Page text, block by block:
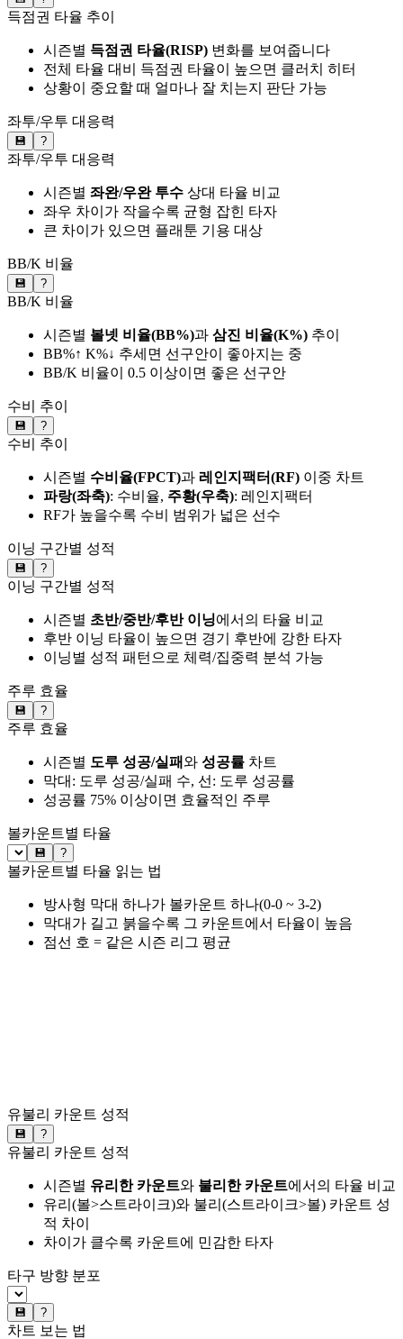
득점권 타율 추이
시즌별 득점권 타율(RISP) 변화를 보여줍니다
전체 타율 대비 득점권 타율이 높으면 클러치 히터
상황이 중요할 때 얼마나 잘 치는지 판단 가능
좌투/우투 대응력
💾 ?
좌투/우투 대응력
시즌별 좌완/우완 투수 상대 타율 비교
좌우 차이가 작을수록 균형 잡힌 타자
큰 차이가 있으면 플래툰 기용 대상
BB/K 비율
💾 ?
BB/K 비율
시즌별 볼넷 비율(BB%)과 삼진 비율(K%) 추이
BB%↑ K%↓ 추세면 선구안이 좋아지는 중
BB/K 비율이 0.5 이상이면 좋은 선구안
수비 추이
💾 ?
수비 추이
시즌별 수비율(FPCT)과 레인지팩터(RF) 이중 차트
파랑(좌축): 수비율, 주황(우축): 레인지팩터
RF가 높을수록 수비 범위가 넓은 선수
이닝 구간별 성적
💾 ?
이닝 구간별 성적
시즌별 초반/중반/후반 이닝에서의 타율 비교
후반 이닝 타율이 높으면 경기 후반에 강한 타자
이닝별 성적 패턴으로 체력/집중력 분석 가능
주루 효율
💾 ?
주루 효율
시즌별 도루 성공/실패와 성공률 차트
막대: 도루 성공/실패 수, 선: 도루 성공률
성공률 75% 이상이면 효율적인 주루
볼카운트별 타율
💾 ?
볼카운트별 타율 읽는 법
방사형 막대 하나가 볼카운트 하나(0-0 ~ 3-2)
막대가 길고 붉을수록 그 카운트에서 타율이 높음
점선 호 = 같은 시즌 리그 평균
유불리 카운트 성적
💾 ?
유불리 카운트 성적
시즌별 유리한 카운트와 불리한 카운트에서의 타율 비교
유리(볼>스트라이크)와 불리(스트라이크>볼) 카운트 성
적 차이
차이가 클수록 카운트에 민감한 타자
타구 방향 분포
💾 ?
차트 보는 법